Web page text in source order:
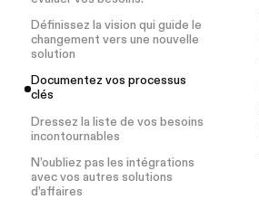
Définissez la vision qui guide le
changement vers une nouvelle
solution
Documentez vos processus
clés
Dressez la liste de vos besoins
incontournables
N’oubliez pas les intégrations
avec vos autres solutions
d’affaires